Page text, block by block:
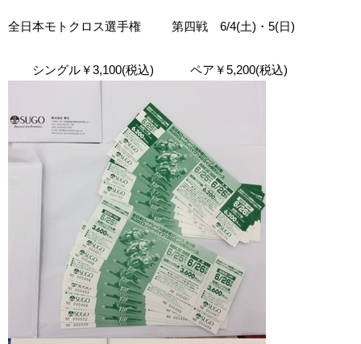
全日本モトクロス選手権 第四戦 6/4(土)・5(日)
シングル￥3,100(税込) ペア￥5,200(税込)